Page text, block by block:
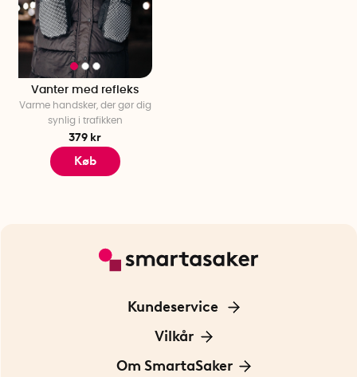
Vanter med refleks
Varme handsker, der gør dig
synlig i trafikken
379 kr
Køb
Kundeservice
Kontakt os
Vilkår
Information om cookies
Om SmartaSaker